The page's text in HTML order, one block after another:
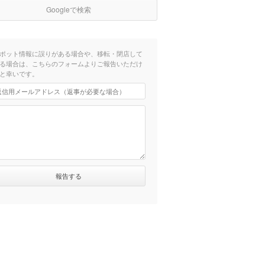
Googleで検索
ット情報に誤りがある場合や、移転・閉店して
場合は、こちらのフォームよりご報告いただけ
幸いです。